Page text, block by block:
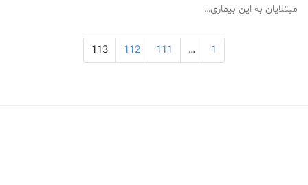
مبتلایان به این بیماری…
1
…
111
112
113